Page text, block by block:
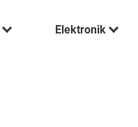
Elektronik